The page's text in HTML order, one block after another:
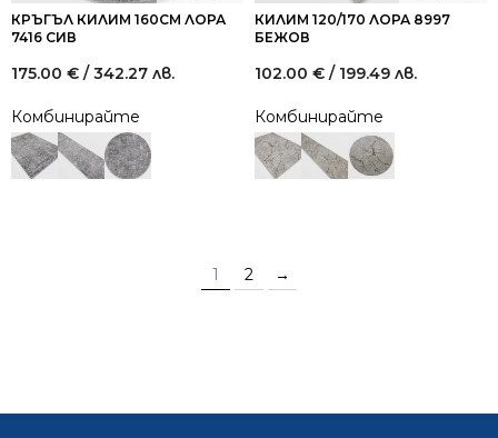
КРЪГЪЛ КИЛИМ 160СМ ЛОРА
7416 СИВ
175.00 € / 342.27 лв.
Комбинирайте
КИЛИМ 120/170 ЛОРА 8997
БЕЖОВ
102.00 € / 199.49 лв.
Комбинирайте
1 2 →